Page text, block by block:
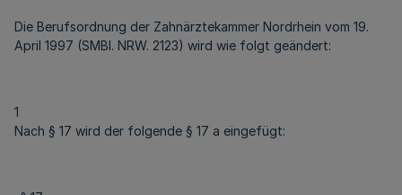
Die Berufsordnung der Zahnärztekammer Nordrhein vom 19.
April 1997 (SMBl. NRW. 2123) wird wie folgt geändert:
1
Nach § 17 wird der folgende § 17 a eingefügt: